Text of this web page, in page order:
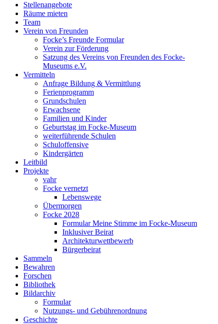
Stellenangebote
Räume mieten
Team
Verein von Freunden
Focke’s Freunde Formular
Verein zur Förderung
Satzung des Vereins von Freunden des Focke-
Museums e.V.
Vermitteln
Anfrage Bildung & Vermittlung
Ferienprogramm
Grundschulen
Erwachsene
Familien und Kinder
Geburtstag im Focke-Museum
weiterführende Schulen
Schuloffensive
Kindergärten
Leitbild
Projekte
vahr
Focke vernetzt
Lebenswege
Übermorgen
Focke 2028
Formular Meine Stimme im Focke-Museum
Inklusiver Beirat
Architekturwettbewerb
Bürgerbeirat
Sammeln
Bewahren
Forschen
Bibliothek
Bildarchiv
Formular
Nutzungs- und Gebührenordnung
Geschichte